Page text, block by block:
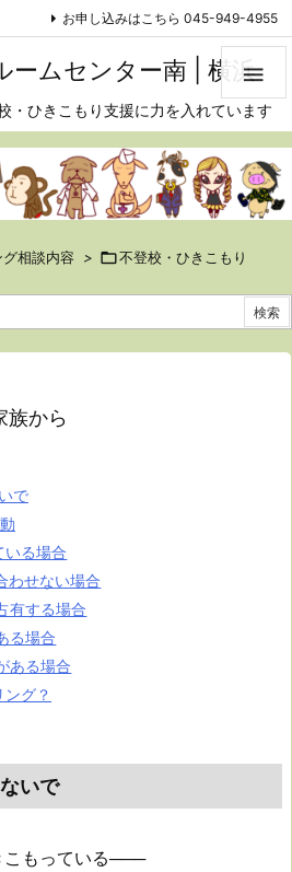

お申し込みはこちら 045-949-4955
ームセンター南 | 横浜
・ひきこもり支援に力を入れています
相談内容 > 不登校・ひきこもり
族から
で
いる場合
わせない場合
有する場合
る場合
ある場合
グ？
いで
こもっている───